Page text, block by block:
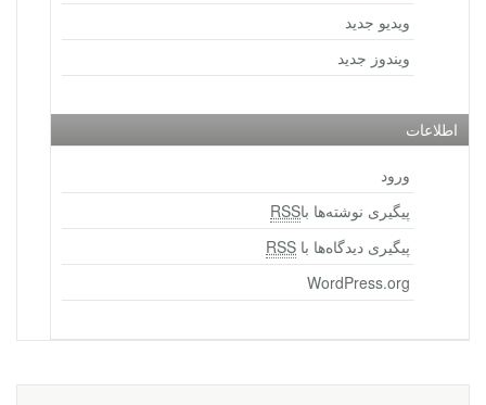
ویدیو جدید
ویندوز جدید
اطلاعات
ورود
پیگیری نوشته‌ها باRSS
پیگیری دیدگاه‌ها با RSS
WordPress.org